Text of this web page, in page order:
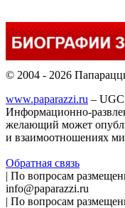
© 2004 - 2026
www.paparazzi.ru – UGC
Информационно-
желающий может
и взаимоотношениях
Обратная связь
| По вопросам
info@paparazzi.ru
| По вопросам